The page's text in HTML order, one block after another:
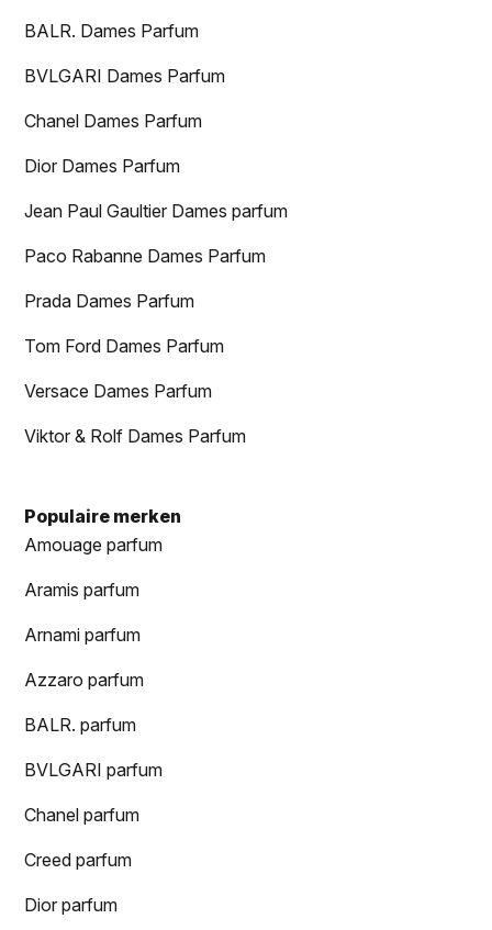
BALR. Dames Parfum
BVLGARI Dames Parfum
Chanel Dames Parfum
Dior Dames Parfum
Jean Paul Gaultier Dames parfum
Paco Rabanne Dames Parfum
Prada Dames Parfum
Tom Ford Dames Parfum
Versace Dames Parfum
Viktor & Rolf Dames Parfum
Populaire merken
Amouage parfum
Aramis parfum
Arnami parfum
Azzaro parfum
BALR. parfum
BVLGARI parfum
Chanel parfum
Creed parfum
Dior parfum